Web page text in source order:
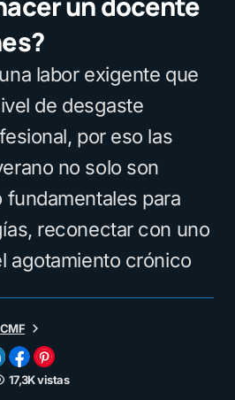
labor exigente que
de desgaste
por eso las
no solo son
fundamentales para
reconectar con uno
agotamiento crónico
17,3K vistas